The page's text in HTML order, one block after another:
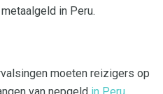
in Peru.
moeten reizigers op